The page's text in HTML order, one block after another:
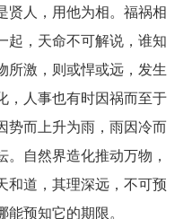
贤人，用他为相。福祸相
起，天命不可解说，谁知
所激，则或悍或远，发生
，人事也有时因祸而至于
势而上升为雨，雨因冷而
自然界造化推动万物，
和道，其理深远，不可预
预知它的期限。